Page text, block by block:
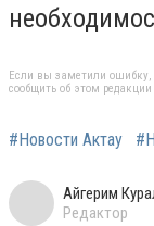
Если вы заметили ошибку,
сообщить об этом редакции
#Новости Актау
Айгерим
Редактор